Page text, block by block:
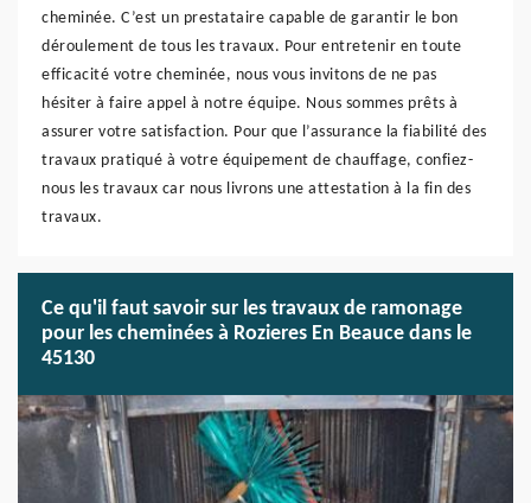
cheminée. C’est un prestataire capable de garantir le bon
déroulement de tous les travaux. Pour entretenir en toute
efficacité votre cheminée, nous vous invitons de ne pas
hésiter à faire appel à notre équipe. Nous sommes prêts à
assurer votre satisfaction. Pour que l’assurance la fiabilité des
travaux pratiqué à votre équipement de chauffage, confiez-
nous les travaux car nous livrons une attestation à la fin des
travaux.
Ce qu'il faut savoir sur les travaux de ramonage
pour les cheminées à Rozieres En Beauce dans le
45130